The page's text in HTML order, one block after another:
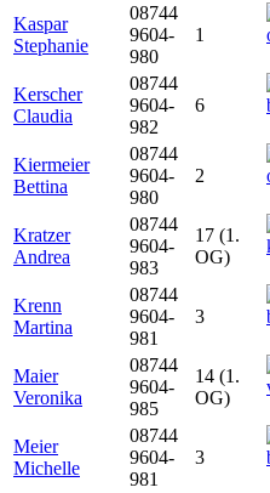
Kaspar
Stephanie
08744
9604-
980
1
Kerscher
Claudia
08744
9604-
982
6
Kiermeier
Bettina
08744
9604-
980
2
Kratzer
Andrea
08744
9604-
983
17 (1.
OG)
Krenn
Martina
08744
9604-
981
3
Maier
Veronika
08744
9604-
985
14 (1.
OG)
Meier
Michelle
08744
9604-
981
3